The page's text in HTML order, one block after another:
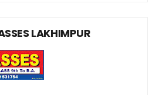
LAKHIMPUR